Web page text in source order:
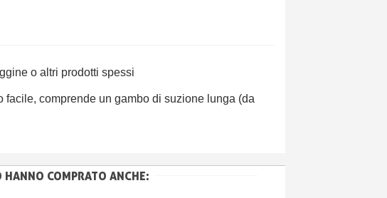
o altri prodotti spessi
comprende un gambo di suzione lunga (da
COMPRATO ANCHE: